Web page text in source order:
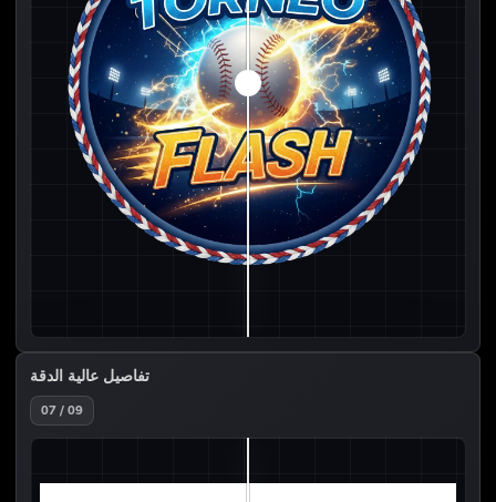
تفاصيل عالية الدقة
07 / 09